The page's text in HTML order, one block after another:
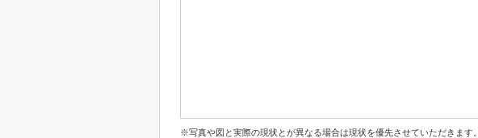
※写真や図と実際の現状とが異なる場合は現状を優先させていただきます。